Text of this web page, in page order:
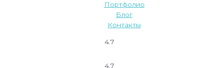
Портфолио
Блог
Контакты
4.7
4.7